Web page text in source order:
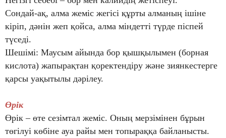
Сондай-ақ, алма жеміс жегісі құрты алманың ішіне
кіріп, дәнін жеп қойса, алма міндетті түрде піспей
түседі.
Шешімі: Маусым айында бор қышқылымен (борная
кислота) жапырақтан қоректендіру және зиянкестерге
қарсы уақытылы дәрілеу.
Өрік
Өрік – өте сезімтал жеміс. Оның мерзімінен бұрын
төгілуі көбіне ауа райы мен топыраққа байланысты.